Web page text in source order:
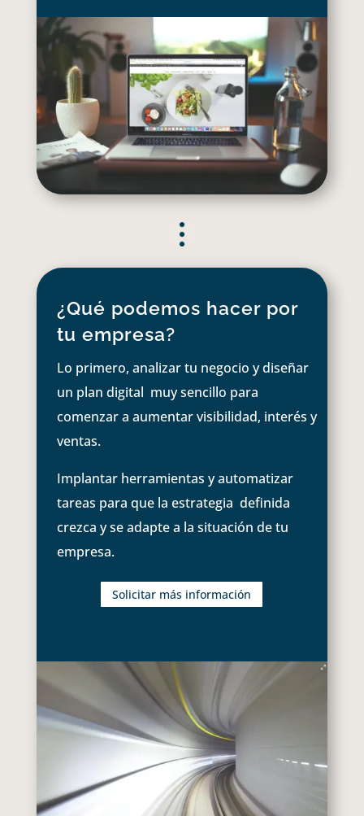
¿Qué podemos hacer por
tu empresa?
Lo primero, analizar tu negocio y diseñar
un plan digital muy sencillo para
comenzar a aumentar visibilidad, interés y
ventas.
Implantar herramientas y automatizar
tareas para que la estrategia definida
crezca y se adapte a la situación de tu
empresa.
Solicitar más información